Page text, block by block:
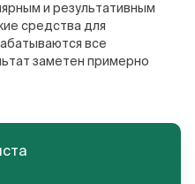
и результативным
средства для
все
заметен примерно